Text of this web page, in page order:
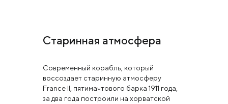
Старинная атмосфера
Современный корабль, который
воссоздает старинную атмосферу
France II, пятимачтового барка 1911 года,
за два года построили на хорватской